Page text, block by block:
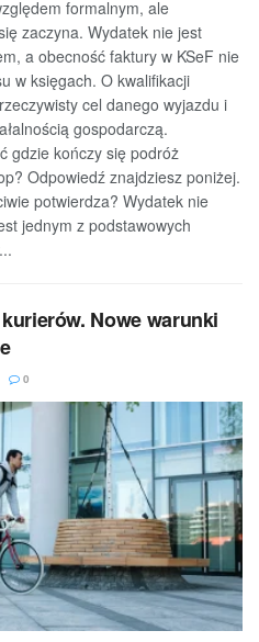
formalnym, ale
zaczyna. Wydatek nie jest
a obecność faktury w KSeF nie
w księgach. O kwalifikacji
cel danego wyjazdu i
gospodarczą.
gdzie kończy się podróż
Odpowiedź znajdziesz poniżej.
potwierdza? Wydatek nie
jednym z podstawowych
Nowe warunki
0